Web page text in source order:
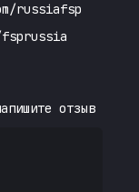
russiafsp
отзыв